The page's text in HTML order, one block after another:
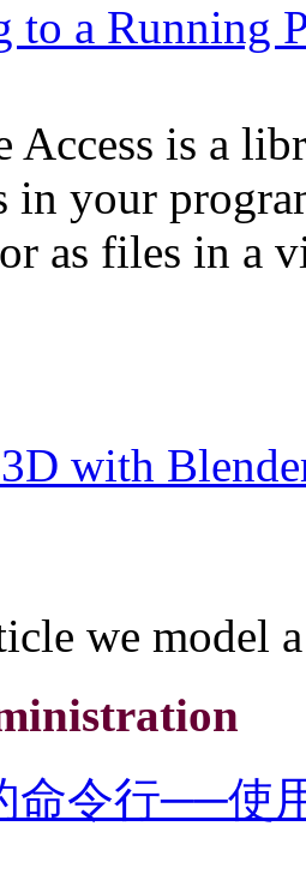
to a Running
Access is a
in your
or as files in a
with
we model
命令行──使